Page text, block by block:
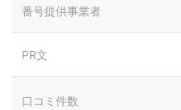
番号提供事業者
PR文
口コミ件数